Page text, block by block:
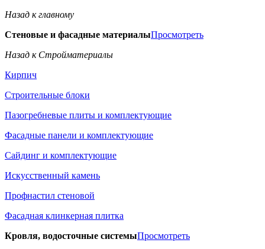
Назад к главному
Стеновые и фасадные материалыПросмотреть
Назад к Стройматериалы
Кирпич
Строительные блоки
Пазогребневые плиты и комплектующие
Фасадные панели и комплектующие
Сайдинг и комплектующие
Искусственный камень
Профнастил стеновой
Фасадная клинкерная плитка
Кровля, водосточные системыПросмотреть